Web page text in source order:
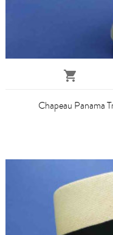

Chapeau Panama